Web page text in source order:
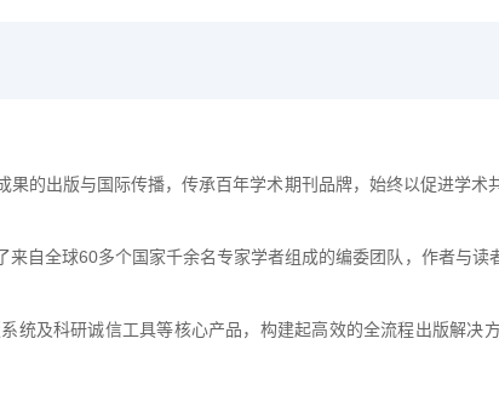
的出版与国际传播，传承百年学术期刊品牌，始终以促进学术
自全球60多个国家千余名专家学者组成的编委团队，作者与读
及科研诚信工具等核心产品，构建起高效的全流程出版解决